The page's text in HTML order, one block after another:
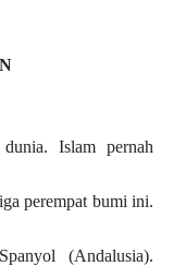
Islam pernah
perempat bumi ini.
(Andalusia).